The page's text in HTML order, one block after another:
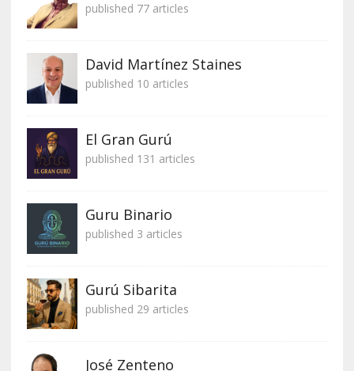
published 77 articles
David Martínez Staines
published 10 articles
El Gran Gurú
published 131 articles
Guru Binario
published 3 articles
Gurú Sibarita
published 29 articles
José Zenteno